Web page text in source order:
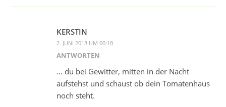
KERSTIN
2. JUNI 2018 UM 00:18
ANTWORTEN
… du bei Gewitter, mitten in der Nacht
aufstehst und schaust ob dein Tomatenhaus
noch steht.